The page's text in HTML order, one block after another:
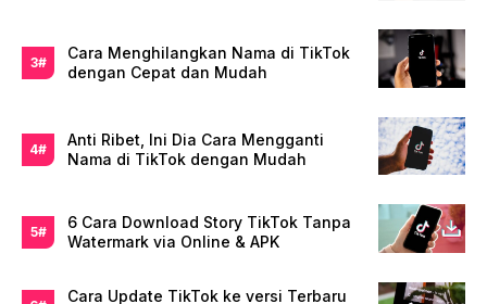
Cara Menghilangkan Nama di TikTok
dengan Cepat dan Mudah
Anti Ribet, Ini Dia Cara Mengganti
Nama di TikTok dengan Mudah
6 Cara Download Story TikTok Tanpa
Watermark via Online & APK
Cara Update TikTok ke versi Terbaru